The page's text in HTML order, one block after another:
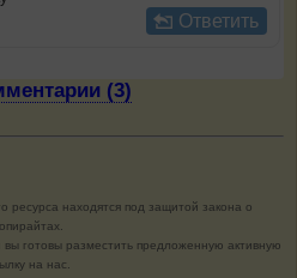
Ответить
(3)
ресурса находятся под защитой закона о
готовы разместить предложенную активную
на нас.